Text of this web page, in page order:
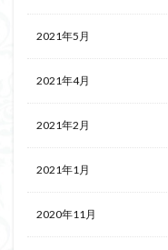
2021年5月
2021年4月
2021年2月
2021年1月
2020年11月